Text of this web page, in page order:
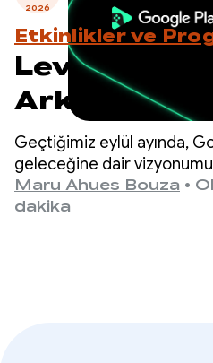
2026
Etkinlikler ve
Level Up:
Arkadaşı'nı
ve
yaklaşan
noktalarına
Geçtiğimiz eylül ayında,
geleceğine dair
vizyonun temelinde,
artırmanın en iyi yolunun
Maru Ahues Bouza •
dakika